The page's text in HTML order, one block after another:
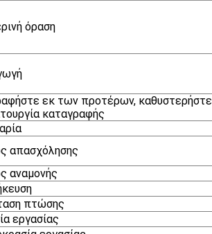
όραση
εκ των προτέρων, καθυστερήστε
καταγραφής
απασχόλησης
αναμονής
πτώσης
εργασίας